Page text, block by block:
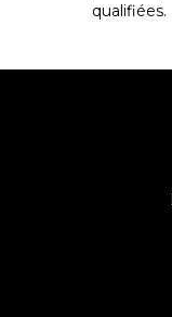
qualifiées.